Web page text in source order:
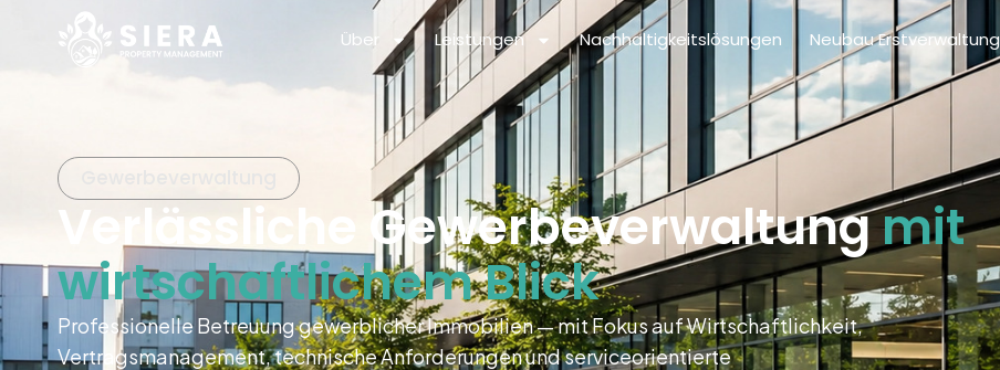
Über Leistungen Nachhaltigkeitslösungen Neubau Erstverwaltung
Verlässliche Gewerbeverwaltungmit
wirtschaftlichem Blick
Professionelle Betreuung gewerblicher Immobilien — mit Fokus auf Wirtschaftlichkeit,
Vertragsmanagement, technische Anforderungen und serviceorientierte